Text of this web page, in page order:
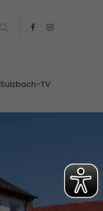
Sulzbach-TV